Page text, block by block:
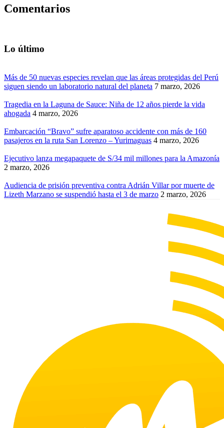
Comentarios
Lo último
Más de 50 nuevas especies revelan que las áreas protegidas del Perú
siguen siendo un laboratorio natural del planeta 7 marzo, 2026
Tragedia en la Laguna de Sauce: Niña de 12 años pierde la vida
ahogada 4 marzo, 2026
Embarcación “Bravo” sufre aparatoso accidente con más de 160
pasajeros en la ruta San Lorenzo – Yurimaguas 4 marzo, 2026
Ejecutivo lanza megapaquete de S/34 mil millones para la Amazonía
2 marzo, 2026
Audiencia de prisión preventiva contra Adrián Villar por muerte de
Lizeth Marzano se suspendió hasta el 3 de marzo 2 marzo, 2026